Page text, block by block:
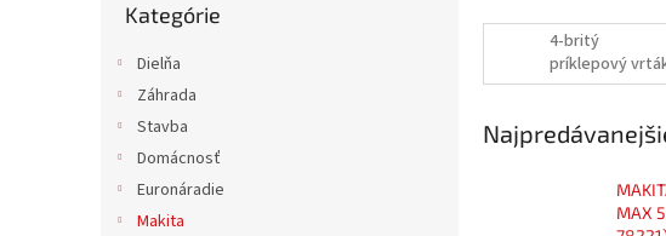
kategórie
Kategórie
Dielňa
Záhrada
Stavba
Domácnosť
Euronáradie
Makita
4-britý
príklepový
Zentro Max
MAX